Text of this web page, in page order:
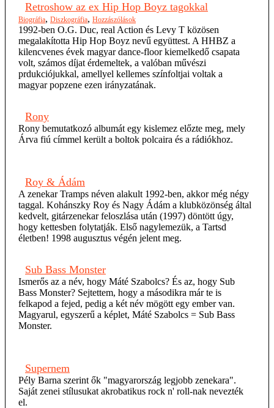
Retroshow az ex Hip Hop Boyz tagokkal
Biográfia, Diszkográfia, Hozzászólások
1992-ben O.G. Duc, real Action és Levy T közösen
megalakította Hip Hop Boyz nevű együttest. A HHBZ a
kilencvenes évek magyar dance-floor kiemelkedő csapata
volt, számos díjat érdemeltek, a valóban művészi
prdukciójukkal, amellyel kellemes színfoltjai voltak a
magyar popzene ezen irányzatának.
Rony
Rony bemutatkozó albumát egy kislemez előzte meg, mely
Árva fiú címmel került a boltok polcaira és a rádiókhoz.
Roy & Ádám
A zenekar Tramps néven alakult 1992-ben, akkor még négy
taggal. Kohánszky Roy és Nagy Ádám a klubközönség által
kedvelt, gitárzenekar feloszlása után (1997) döntött úgy,
hogy kettesben folytatják. Első nagylemezük, a Tartsd
életben! 1998 augusztus végén jelent meg.
Sub Bass Monster
Ismerős az a név, hogy Máté Szabolcs? És az, hogy Sub
Bass Monster? Sejtettem, hogy a másodikra már te is
felkapod a fejed, pedig a két név mögött egy ember van.
Magyarul, egyszerű a képlet, Máté Szabolcs = Sub Bass
Monster.
Supernem
Pély Barna szerint ők "magyarország legjobb zenekara".
Saját zenei stílusukat akrobatikus rock n' roll-nak nevezték
el.